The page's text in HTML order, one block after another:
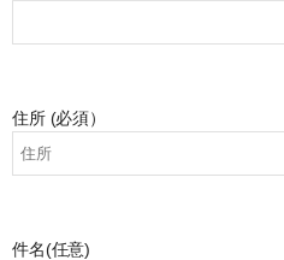
住所 (必須）
件名(任意)